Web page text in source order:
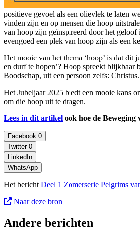
positieve gevoel als een olievlek te laten
vinden zijn en op mensen die hoop
van hoop zijn geïnspireerd door het geloof
evengoed een plek van hoop zijn als een
Het mooie van het thema ‘hoop’ is dat
en durf te hopen’? Hoop spreekt blijkbaar
Boodschap, uit een persoon zelfs:
Het Jubeljaar 2025 biedt een mooie kans
om die hoop uit te dragen.
Lees in dit artikel ook hoe de Beweging
Facebook 0
Twitter 0
LinkedIn
WhatsApp
Het bericht Deel 1 Zomerserie Pelgrims
Naar deze bron
Andere berichten